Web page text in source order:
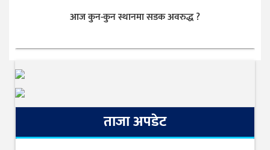
आज कुन-कुन स्थानमा सडक अवरुद्ध ?
ताजा अपडेट